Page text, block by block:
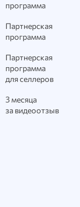
программа
Партнерская
программа
Партнерская
программа
для селлеров
3 месяца
за видеоотзыв